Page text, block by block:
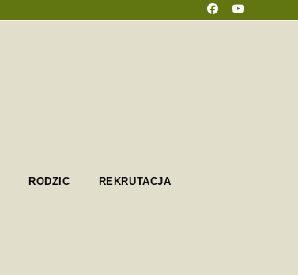
RODZIC REKRUTACJA